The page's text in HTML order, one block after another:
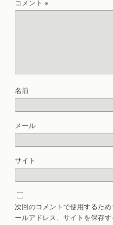
コメント ※
名前
メール
サイト
次回のコメントで使用するた
ールアドレス、サイトを保存す